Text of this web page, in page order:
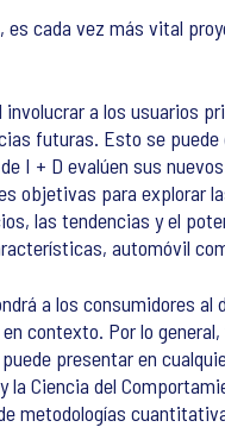
cada vez más vital
a los usuarios
futuras. Esto se
I + D evalúen sus
objetivas para explorar
las tendencias y el
automóvil
a los consumidores
contexto. Por lo
presentar en
Ciencia del
metodologías